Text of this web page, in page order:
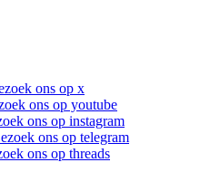
ons op x
ons op youtube
ons op instagram
ons op telegram
ons op threads